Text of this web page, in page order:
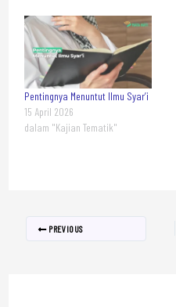
Pentingnya Menuntut Ilmu Syar’i
15 April 2026
dalam "Kajian Tematik"
PREVIOUS